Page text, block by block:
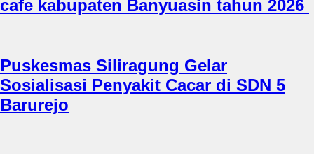
cafe kabupaten Banyuasin tahun 2026
Puskesmas Siliragung Gelar
Sosialisasi Penyakit Cacar di SDN 5
Barurejo